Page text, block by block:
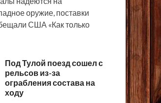
оружие, поставки
США «Как только
Под Тулой поезд сошел с
рельсов из-за
ограбления состава на
ходу